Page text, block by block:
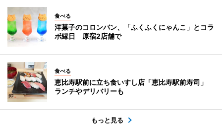
食べる
洋菓子のコロンバン、「ふくふくにゃんこ」とコラ
ボ縁日 原宿2店舗で
食べる
恵比寿駅前に立ち食いすし店「恵比寿駅前寿司」
ランチやデリバリーも
もっと見る